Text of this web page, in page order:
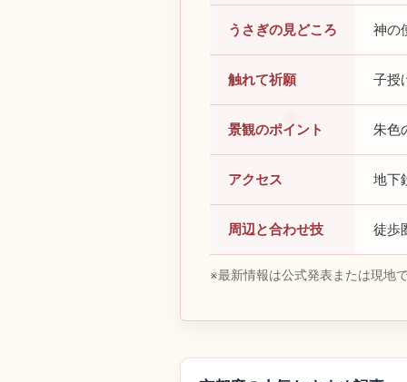
うさぎの見どころ 神の
触れて祈願 子授
景観のポイント 朱色
アクセス 地下
周辺と合わせ技 徒歩
※最新情報は公式発表または現地